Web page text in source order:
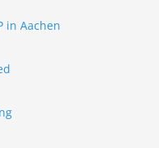
in Aachen